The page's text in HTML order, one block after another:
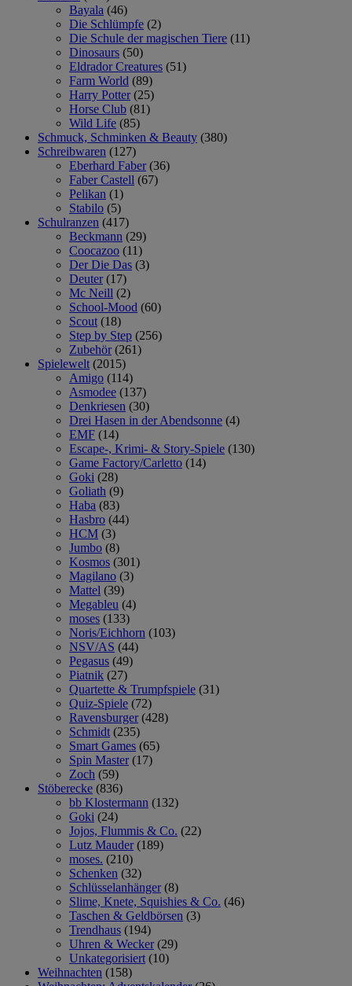
Bayala (46)
Die Schlümpfe (2)
Die Schule der magischen Tiere (11)
Dinosaurs (50)
Eldrador Creatures (51)
Farm World (89)
Harry Potter (25)
Horse Club (81)
Wild Life (85)
Schmuck, Schminken & Beauty (380)
Schreibwaren (127)
Eberhard Faber (36)
Faber Castell (67)
Pelikan (1)
Stabilo (5)
Schulranzen (417)
Beckmann (29)
Coocazoo (11)
Der Die Das (3)
Deuter (17)
Mc Neill (2)
School-Mood (60)
Scout (18)
Step by Step (256)
Zubehör (261)
Spielewelt (2015)
Amigo (114)
Asmodee (137)
Denkriesen (30)
Drei Hasen in der Abendsonne (4)
EMF (14)
Escape-, Krimi- & Story-Spiele (130)
Game Factory/Carletto (14)
Goki (28)
Goliath (9)
Haba (83)
Hasbro (44)
HCM (3)
Jumbo (8)
Kosmos (301)
Magilano (3)
Mattel (39)
Megableu (4)
moses (133)
Noris/Eichhorn (103)
NSV/AS (44)
Pegasus (49)
Piatnik (27)
Quartette & Trumpfspiele (31)
Quiz-Spiele (72)
Ravensburger (428)
Schmidt (235)
Smart Games (65)
Spin Master (17)
Zoch (59)
Stöberecke (836)
bb Klostermann (132)
Goki (24)
Jojos, Flummis & Co. (22)
Lutz Mauder (189)
moses. (210)
Schenken (32)
Schlüsselanhänger (8)
Slime, Knete, Squishies & Co. (46)
Taschen & Geldbörsen (3)
Trendhaus (194)
Uhren & Wecker (29)
Unkategorisiert (10)
Weihnachten (158)